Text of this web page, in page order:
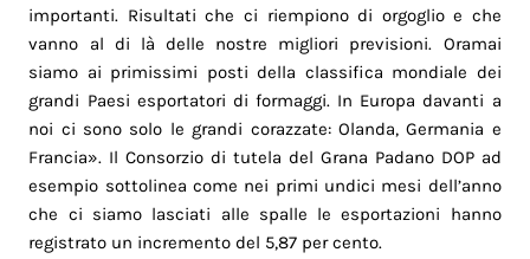
importanti. Risultati che ci riempiono di orgoglio e che
vanno al di là delle nostre migliori previsioni. Oramai
siamo ai primissimi posti della classifica mondiale dei
grandi Paesi esportatori di formaggi. In Europa davanti a
noi ci sono solo le grandi corazzate: Olanda, Germania e
Francia». Il Consorzio di tutela del Grana Padano DOP ad
esempio sottolinea come nei primi undici mesi dell’anno
che ci siamo lasciati alle spalle le esportazioni hanno
registrato un incremento del 5,87 per cento.